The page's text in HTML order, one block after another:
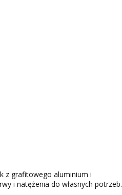
z grafitowego aluminium i
i natężenia do własnych potrzeb.